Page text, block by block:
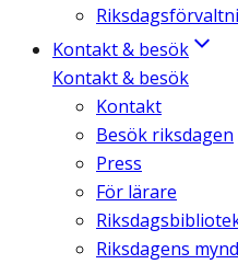
Kontakt & besök
Kontakt & besök
Kontakt
Besök riksdagen
Press
För lärare
Riksdagens